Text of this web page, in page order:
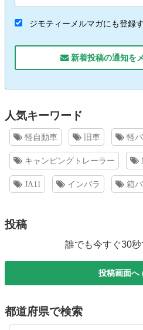
ジモティーメルマガにも登録
新着投稿の通知を
人気キーワード
軽自動車 旧車 軽
キャンピングトレーラー
JA11 インパラ 箱
投稿
誰でも今すぐ30
投稿画面へ
都道府県で検索